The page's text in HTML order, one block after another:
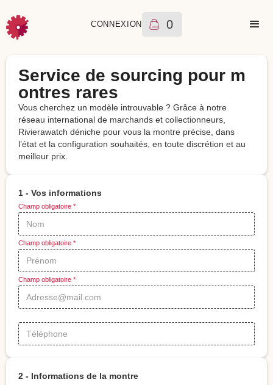
CONNEXION 0
Service de sourcing pour m
ontres rares
Vous cherchez un modèle introuvable ? Grâce à notre
réseau international de marchands et collectionneurs,
Rivierawatch déniche pour vous la montre précise, dans
l’état et la configuration souhaités, en toute discrétion et au
meilleur prix.
1 - Vos informations
Champ obligatoire *
Champ obligatoire *
Champ obligatoire *
2 - Informations de la montre